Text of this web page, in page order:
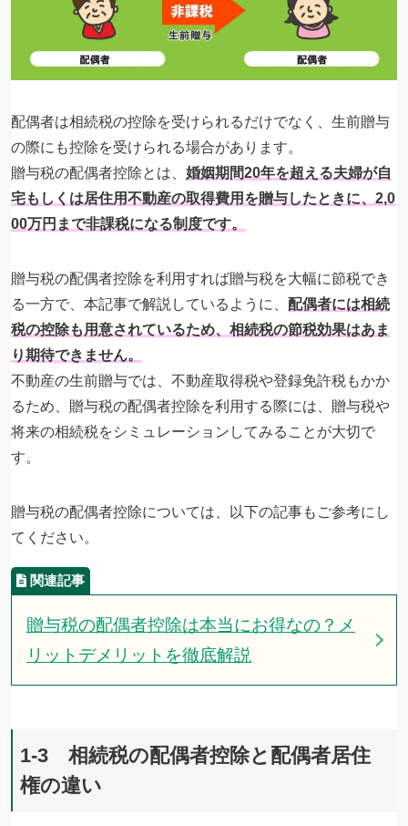
配偶者は相続税の控除を受けられるだけでなく、生前贈与
の際にも控除を受けられる場合があります。
贈与税の配偶者控除とは、 婚姻期間20年を超える夫婦が自
宅もしくは居住用不動産の取得費用を贈与したときに、2,0
00万円まで非課税になる制度です。
贈与税の配偶者控除を利用すれば贈与税を大幅に節税でき
る一方で、本記事で解説しているように、 配偶者には相続
税の控除も用意されているため、相続税の節税効果はあま
り期待できません。
不動産の生前贈与では、不動産取得税や登録免許税もかか
るため、贈与税の配偶者控除を利用する際には、贈与税や
将来の相続税をシミュレーションしてみることが大切で
す。
贈与税の配偶者控除については、以下の記事もご参考にし
てください。
贈与税の配偶者控除は本当にお得なの？メ
リットデメリットを徹底解説
1-3 相続税の配偶者控除と配偶者居住
権の違い